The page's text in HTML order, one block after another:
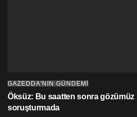
GAZEDDA'NIN GÜNDEMİ
Öksüz: Bu saatten sonra gözümüz
soruşturmada